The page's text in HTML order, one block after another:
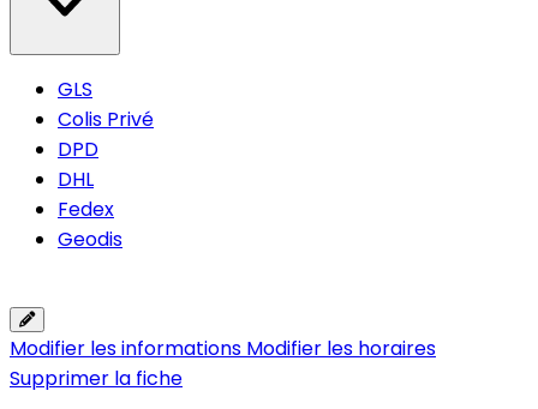
GLS
Colis Privé
DPD
DHL
Fedex
Geodis
Modifier les informations Modifier les horaires
Supprimer la fiche